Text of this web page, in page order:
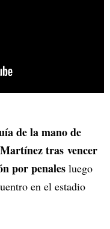
de la mano de
tras vencer
por penales luego
en el estadio